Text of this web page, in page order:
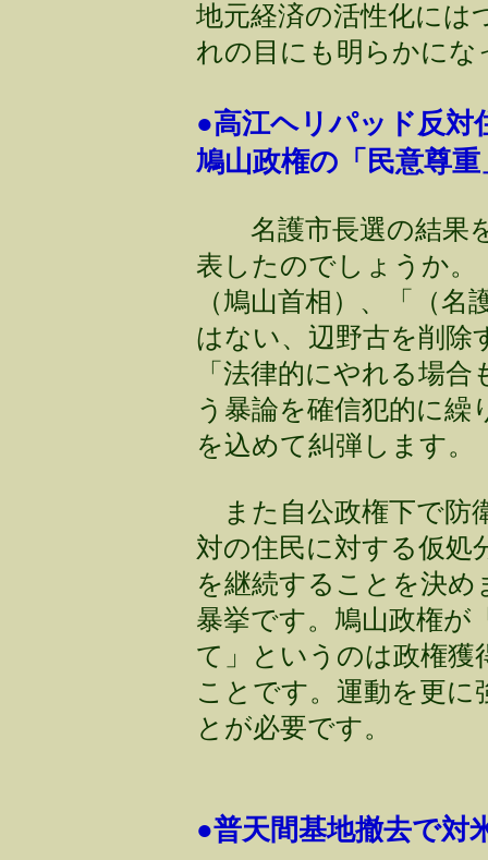
地元経済の活性化には
れの目にも明らかに
●高江ヘリパッド反対
鳩山政権の「民意尊
名護市長選の結果を
表したのでしょうか。
（鳩山首相）、「（
はない、辺野古を削除
「法律的にやれる場
う暴論を確信犯的に
を込めて糾弾します。
また自公政権下で防
対の住民に対する仮処
を継続することを決
暴挙です。鳩山政権が
て」というのは政権
ことです。運動を更
とが必要です。
●普天間基地撤去で対